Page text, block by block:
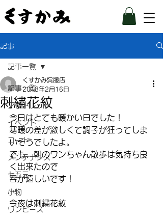
記事
記事一覧
アウトレット
イベント
コート
メンテナンス
七五三
小物
ワンピース
記事一覧
刺繡花紋
くすかみ呉服店
2018年2月16日
今日はとても暖かい日でした！
寒暖の差が激しくて調子が狂ってしま
いそうでしたよ。
でも、朝のワンちゃん散歩は気持ち良
く出来たので
春が遠しいです！
ー
今夜は刺繍花紋